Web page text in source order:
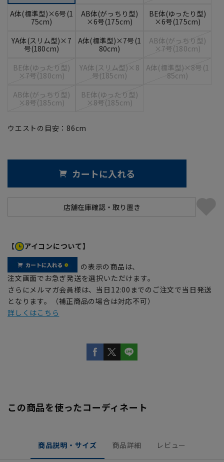
A体(標準型)×6号(1
75cm)
AB体(がっちり型)
×6号(175cm)
BE体(ゆったり型)
×6号(175cm)
YA体(スリム型)×7
号(180cm)
A体(標準型)×7号(1
80cm)
AB体(がっちり型)
×7号(180cm)
BE体(ゆったり型)
×7号(180cm)
YA体(スリム型)×8
号(185cm)
A体(標準型)×8号(1
85cm)
AB体(がっちり型)
×8号(185cm)
BE体(ゆったり型)
×8号(185cm)
ウエストの目安： 86cm
カートに入れる
【 アイコンについて】
の表示の商品は、
注文画面でお急ぎ発送を選択いただけます。
さらにメルマガ会員様は、当日12:00までのご注文で当日発送
となります。（補正商品の場合は対応不可）
詳しくはこちら
この商品を使ったコーディネート
商品説明・サイズ 商品詳細 レビュー